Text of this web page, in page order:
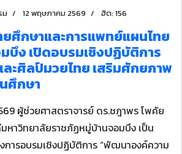
ม 12 พฤษภาคม 2569 ฮิต: 156
ศึกษาและการแพทย์แผนไทย
บึง เปิดอบรมเชิงปฏิบัติการ
ะศิลป์มวยไทย เสริมศักยภาพ
ศึกษา
ผู้ช่วยศาสตราจารย์ ดร.ชฎาพร โพคัย
หาวิทยาลัยราชภัฏหมู่บ้านจอมบึง เป็น
การอบรมเชิงปฏิบัติการ “พัฒนาองค์ความ